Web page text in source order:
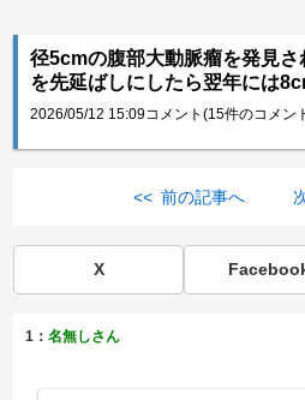
径5cmの腹部大動脈瘤を発見
を先延ばしにしたら翌年には
2026/05/12 15:09コメント(15件のコメン
<< 前の記事へ
X
1：名無しさん